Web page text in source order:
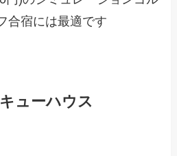
合宿には最適です
ューハウス